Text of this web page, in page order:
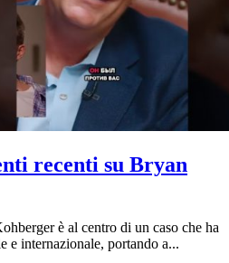
recenti su Bryan
è al centro di un caso che ha
e internazionale, portando a...